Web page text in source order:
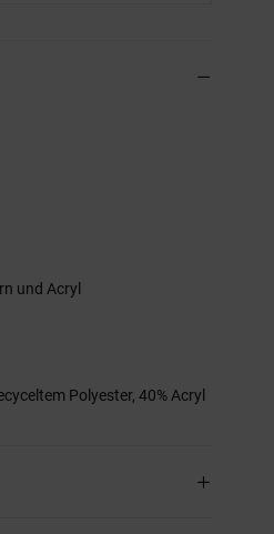
und Acryl
Polyester, 40% Acryl